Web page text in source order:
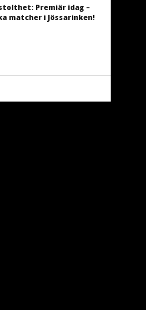
Premiär idag –
matcher i Jössarinken!